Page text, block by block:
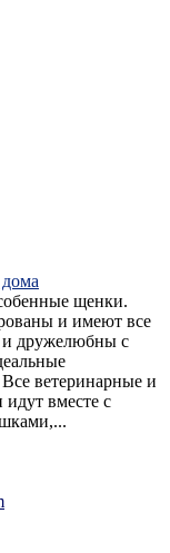
щенки.
и имеют все
и дружелюбны с
ветеринарные и
вместе с